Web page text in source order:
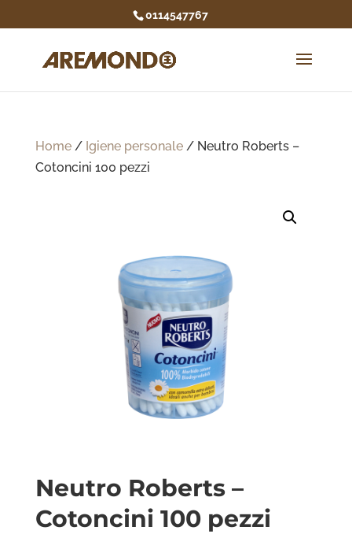
0114547767
Home/ Igiene personale/ Neutro Roberts –
Cotoncini 100 pezzi
Neutro Roberts –
Cotoncini 100 pezzi